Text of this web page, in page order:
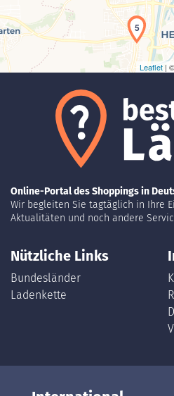
5
Leaflet | ©
Online-Portal des Shoppings in
Wir begleiten Sie tagtäglich in Ihre
Aktualitäten und noch andere
Nützliche Links
Bundesländer
Ladenkette